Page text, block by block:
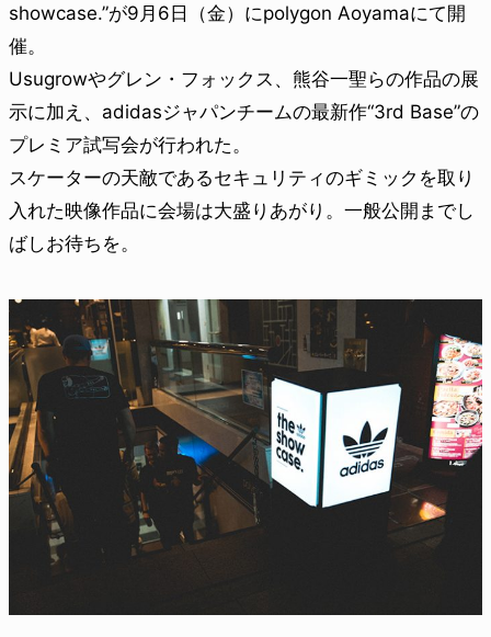
showcase.”が9月6日（金）にpolygon Aoyamaにて開
催。
Usugrowやグレン・フォックス、熊谷一聖らの作品の展
示に加え、adidasジャパンチームの最新作“3rd Base”の
プレミア試写会が行われた。
スケーターの天敵であるセキュリティのギミックを取り
入れた映像作品に会場は大盛りあがり。一般公開までし
ばしお待ちを。